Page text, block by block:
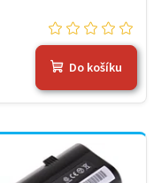
Do košíku